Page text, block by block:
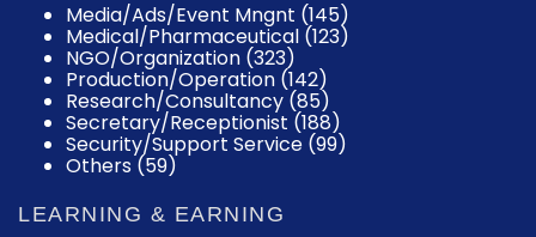
Media/Ads/Event Mngnt (145)
Medical/Pharmaceutical (123)
NGO/Organization (323)
Production/Operation (142)
Research/Consultancy (85)
Secretary/Receptionist (188)
Security/Support Service (99)
Others (59)
LEARNING & EARNING